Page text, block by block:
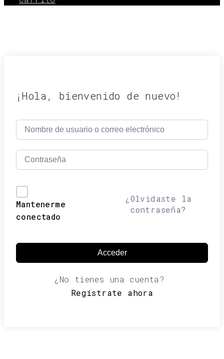
¡Hola, bienvenido de nuevo!
Mantenerme
conectado
¿Olvidaste la
contraseña?
Acceder
¿No tienes una cuenta?
Regístrate ahora